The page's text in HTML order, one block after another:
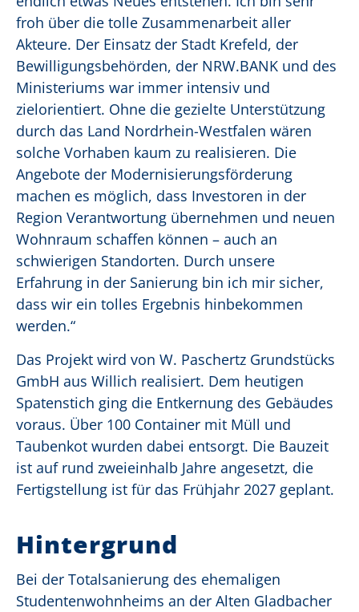
froh über die tolle Zusammenarbeit aller
Akteure. Der Einsatz der Stadt Krefeld, der
Bewilligungsbehörden, der NRW.BANK und des
Ministeriums war immer intensiv und
zielorientiert. Ohne die gezielte Unterstützung
durch das Land Nordrhein-Westfalen wären
solche Vorhaben kaum zu realisieren. Die
Angebote der Modernisierungsförderung
machen es möglich, dass Investoren in der
Region Verantwortung übernehmen und neuen
Wohnraum schaffen können – auch an
schwierigen Standorten. Durch unsere
Erfahrung in der Sanierung bin ich mir sicher,
dass wir ein tolles Ergebnis hinbekommen
werden.“
Das Projekt wird von W. Paschertz Grundstücks
GmbH aus Willich realisiert. Dem heutigen
Spatenstich ging die Entkernung des Gebäudes
voraus. Über 100 Container mit Müll und
Taubenkot wurden dabei entsorgt. Die Bauzeit
ist auf rund zweieinhalb Jahre angesetzt, die
Fertigstellung ist für das Frühjahr 2027 geplant.
Hintergrund
Bei der Totalsanierung des ehemaligen
Studentenwohnheims an der Alten Gladbacher